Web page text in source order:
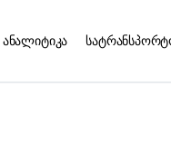
ანალიტიკა